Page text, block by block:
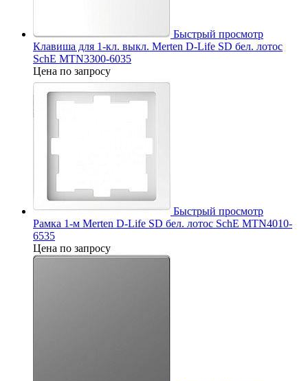
Быстрый просмотр
Клавиша для 1-кл. выкл. Merten D-Life SD бел. лотос
SchE MTN3300-6035
Цена по запросу
Быстрый просмотр
Рамка 1-м Merten D-Life SD бел. лотос SchE MTN4010-
6535
Цена по запросу